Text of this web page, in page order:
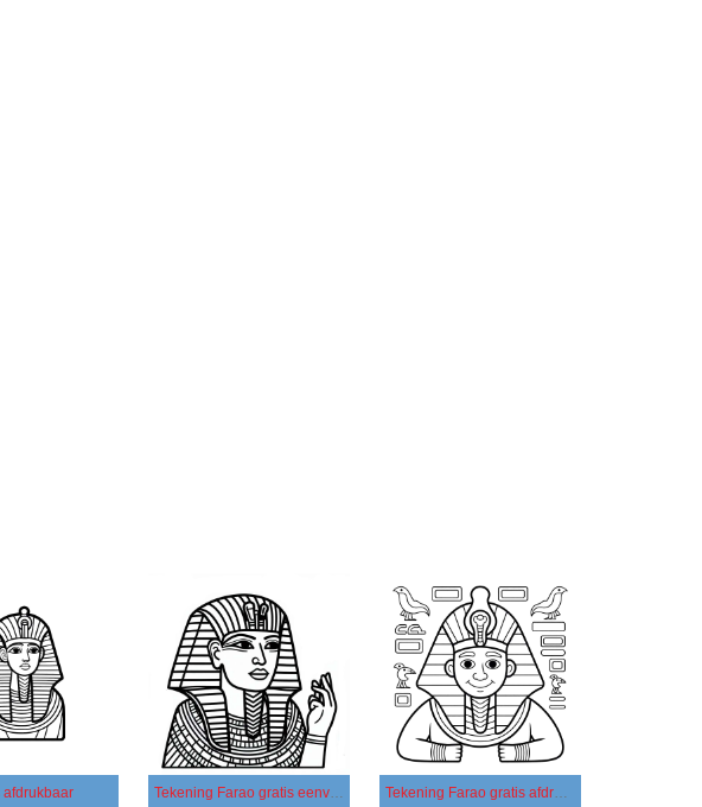
afdrukbaar Tekening Farao gratis eenvoudig Tekening Farao gratis afdrukbaar